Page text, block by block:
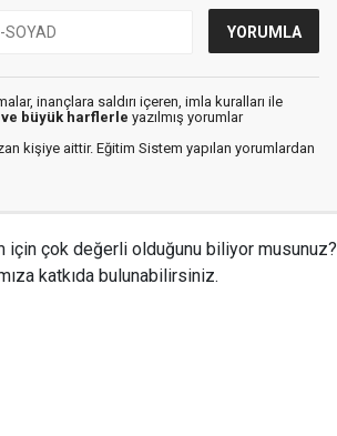
inançlara saldırı içeren, imla kuralları ile
büyük harflerle yazılmış yorumlar
kişiye aittir. Eğitim Sistem yapılan yorumlardan
için çok değerli olduğunu biliyor musunuz?
katkıda bulunabilirsiniz.